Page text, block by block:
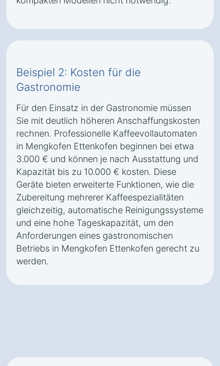
Beispiel 2: Kosten für die
Gastronomie
Für den Einsatz in der Gastronomie müssen
Sie mit deutlich höheren Anschaffungskosten
rechnen. Professionelle Kaffeevollautomaten
in Mengkofen Ettenkofen beginnen bei etwa
3.000 € und können je nach Ausstattung und
Kapazität bis zu 10.000 € kosten. Diese
Geräte bieten erweiterte Funktionen, wie die
Zubereitung mehrerer Kaffeespezialitäten
gleichzeitig, automatische Reinigungssysteme
und eine hohe Tageskapazität, um den
Anforderungen eines gastronomischen
Betriebs in Mengkofen Ettenkofen gerecht zu
werden.